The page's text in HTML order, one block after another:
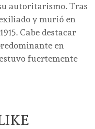
autoritarismo. Tras
y murió en
Cabe destacar
en
fuertemente